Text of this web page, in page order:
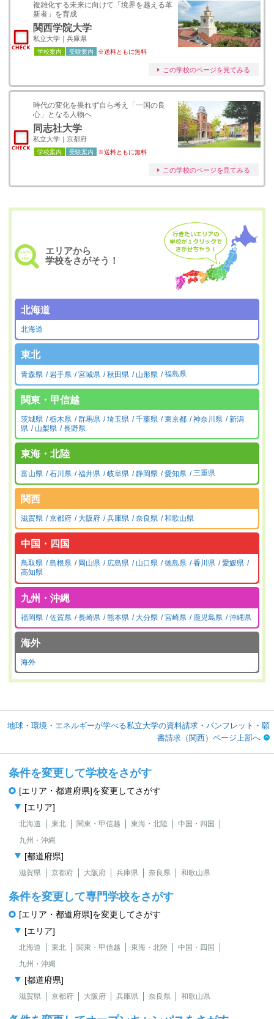
複雑化する未来に向けて「境界を越える革
新者」を育成
関西学院大学
私立大学｜兵庫県
学校案内 受験案内 ※送料ともに無料
この学校のページを見てみる
時代の変化を畏れず自ら考え「一国の良
心」となる人物へ
同志社大学
私立大学｜京都府
学校案内 受験案内 ※送料ともに無料
この学校のページを見てみる
エリアから
学校をさがそう！
北海道
北海道
東北
青森県 岩手県 宮城県 秋田県 山形県 福島県
関東・甲信越
茨城県 栃木県 群馬県 埼玉県 千葉県 東京都 神奈川県
新潟
県
山梨県 長野県
東海・北陸
富山県 石川県 福井県 岐阜県 静岡県 愛知県 三重県
関西
滋賀県 京都府 大阪府 兵庫県 奈良県 和歌山県
中国・四国
鳥取県 島根県 岡山県 広島県 山口県 徳島県 香川県
愛媛県
高知県
九州・沖縄
福岡県 佐賀県 長崎県 熊本県 大分県 宮崎県 鹿児島県 沖縄県
海外
海外
地球・環境・エネルギーが学べる私立大学の資料請求・パンフレット・願
書請求（関西）ページ上部へ
条件を変更して学校をさがす
[エリア・都道府県]を変更してさがす
[エリア]
北海道 東北 関東・甲信越 東海・北陸
中国・四国
九州・沖縄
[都道府県]
滋賀県 京都府 大阪府 兵庫県 奈良県 和歌山県
条件を変更して専門学校をさがす
[エリア・都道府県]を変更してさがす
[エリア]
北海道 東北 関東・甲信越 東海・北陸
中国・四国
九州・沖縄
[都道府県]
滋賀県 京都府 大阪府 兵庫県 奈良県 和歌山県